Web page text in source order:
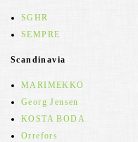
SGHR
SEMPRE
Scandinavia
MARIMEKKO
Georg Jensen
KOSTA BODA
Orrefors